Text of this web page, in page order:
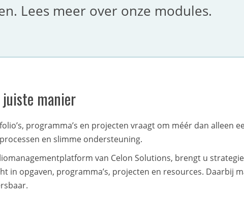
Lees meer over onze modules.
manier
programma’s en projecten vraagt om méér dan alleen
en slimme ondersteuning.
van Celon Solutions, brengt u
in opgaven, programma’s, projecten en resources. Daarbij